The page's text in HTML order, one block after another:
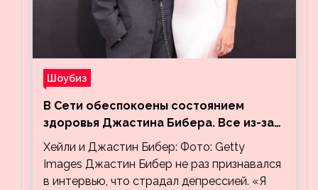
Шоубиз
В Сети обеспокоены состоянием
здоровья Джастина Бибера. Все из-за
видео, на котором его успокаивает
Хейли
Хейли и Джастин Бибер: Фото: Getty
Images Джастин Бибер не раз признавался
в интервью, что страдал депрессией. «Я